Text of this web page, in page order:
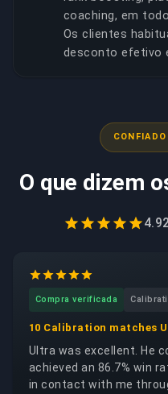
coaching, em
Os clientes
desconto efetivo
O que dizem
Compra verificada
10 Calibration matches
Ultra was excellent. He
achieved an 86.7% win
in contact with me